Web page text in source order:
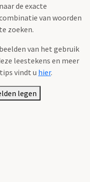
naar de exacte
van woorden
te zoeken.
van het gebruik
leestekens en meer
vindt u hier.
legen